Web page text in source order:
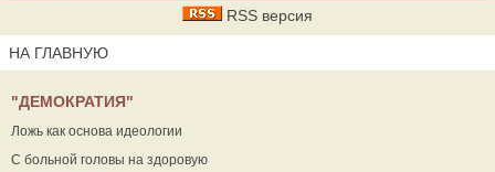
RSS версия
НА ГЛАВНУЮ
"ДЕМОКРАТИЯ"
Ложь как основа идеологии
С больной головы на здоровую